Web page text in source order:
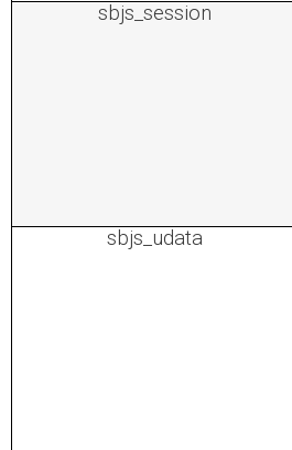
sbjs_session
sbjs_udata